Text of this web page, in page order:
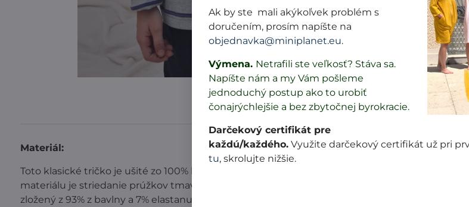
70%
61 €
101 €
Popis Recenzie
Materiál:
Toto klasické tričko je ušité zo 100% bavlny vyrobenej v Nemecku. Je to kvalitný úplet, ktorý sa
materiálu je striedanie prúžkov tmavo modrej a šedej farby. Lemovanie okolo krku tvorí tmavo
zložený z 93% z bavlny a 7% elastanu. Dĺžka trička je pre veľkosť 98-104: 39cm, 110-116: 43cm, 122-
Ak by ste mali akýkoľvek problém s
doručením, prosím napíšte na
objednavka@miniplanet.eu.
Výmena. Netrafili ste veľkosť? Stáva sa.
Napíšte nám a my Vám pošleme
jednoduchý postup ako to urobiť
čonajrýchlejšie a bez zbytočnej byrokracie.
Darčekový certifikát pre
každú/každého. Využite darčekový certifikát už pri
tu, skrolujte nižšie.